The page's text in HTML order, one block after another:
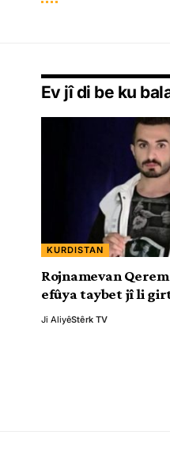
Ev jî di be ku
KURDISTAN
Rojnamevan
efûya taybet jî li
Ji AliyêStêrk TV